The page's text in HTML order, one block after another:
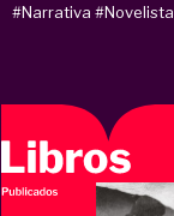
#Narrativa #Novelista